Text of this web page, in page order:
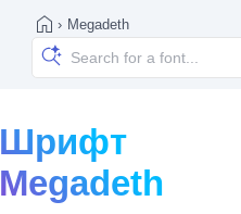
› Megadeth
Шрифт
Megadeth